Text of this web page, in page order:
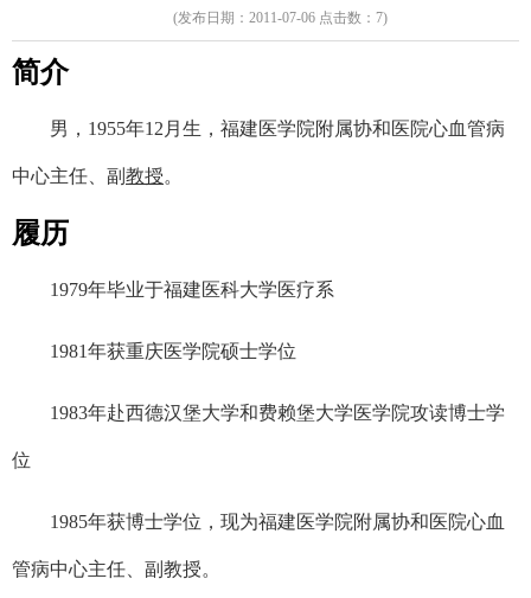
(发布日期：2011-07-06 点击数： 7)
简介
男，1955年12月生，福建医学院附属协和医院心血管病
中心主任、副 教授。
履历
1979年毕业于福建医科大学医疗系
1981年获重庆医学院硕士学位
1983年赴西德汉堡大学和费赖堡大学医学院攻读博士学
位
1985年获博士学位，现为福建医学院附属协和医院心血
管病中心主任、副教授。